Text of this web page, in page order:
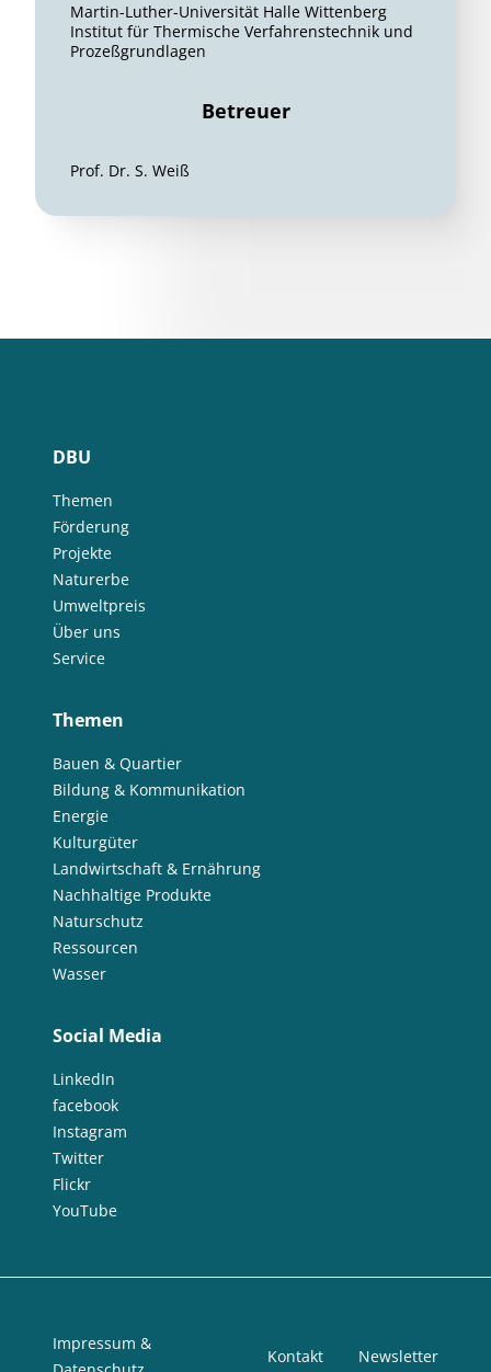
Martin-Luther-Universität Halle Wittenberg
Institut für Thermische Verfahrenstechnik und
Prozeßgrundlagen
Betreuer
Prof. Dr. S. Weiß
DBU
Themen
Förderung
Projekte
Naturerbe
Umweltpreis
Über uns
Service
Themen
Bauen & Quartier
Bildung & Kommunikation
Energie
Kulturgüter
Landwirtschaft & Ernährung
Nachhaltige Produkte
Naturschutz
Ressourcen
Wasser
Social Media
LinkedIn
facebook
Instagram
Twitter
Flickr
YouTube
Impressum &
Kontakt Newsletter